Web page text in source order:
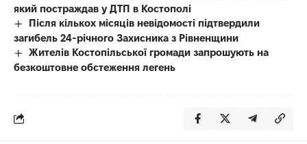
який постраждав у ДТП в Костополі
Після кількох місяців невідомості підтвердили
загибель 24-річного Захисника з Рівненщини
Жителів Костопільської громади запрошують на
безкоштовне обстеження легень